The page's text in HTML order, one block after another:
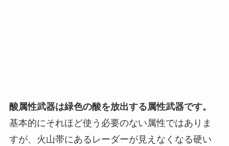
酸属性武器は緑色の酸を放出する属性武器です。
基本的にそれほど使う必要のない属性ではありま
すが、
火山帯にあるレーダーが見えなくなる硬い